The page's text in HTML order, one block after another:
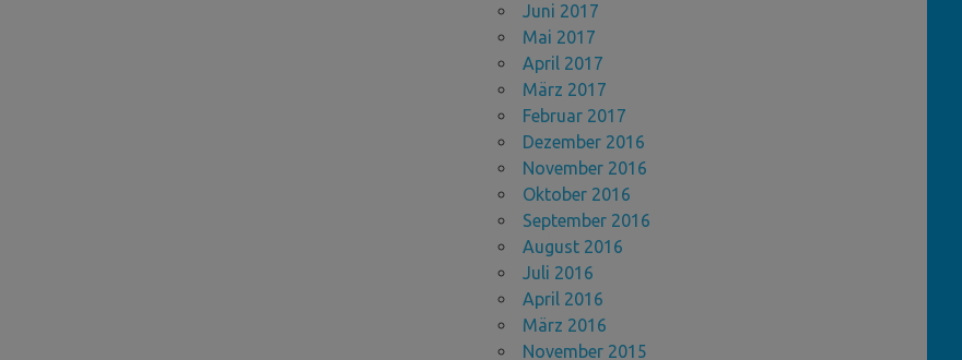
Juni 2017
Mai 2017
April 2017
März 2017
Februar 2017
Dezember 2016
November 2016
Oktober 2016
September 2016
August 2016
Juli 2016
April 2016
März 2016
November 2015